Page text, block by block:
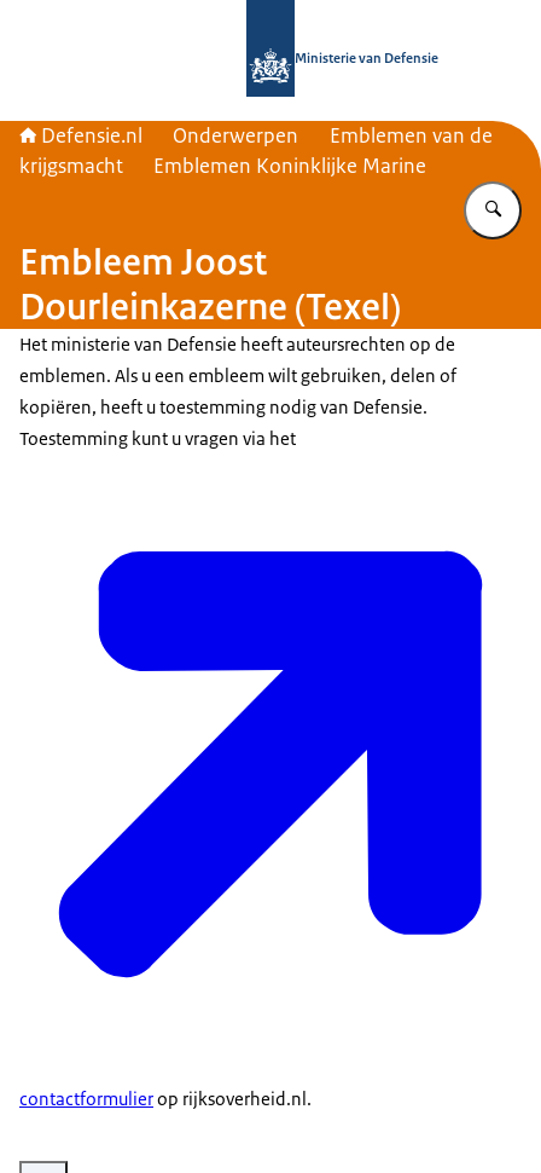
Ministerie van Defensie
Defensie.nl Onderwerpen
Emblemen van de
krijgsmacht
Emblemen Koninklijke Marine
Embleem Joost
Dourleinkazerne (Texel)
Het ministerie van Defensie heeft auteursrechten op de
emblemen. Als u een embleem wilt gebruiken, delen of
kopiëren, heeft u toestemming nodig van Defensie.
Toestemming kunt u vragen via het
contactformulierop rijksoverheid.nl.
Vergroot afbeelding Afbeelding van embleem Joost Dourleinkazerne